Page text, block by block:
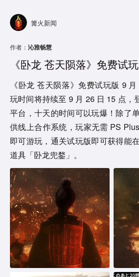
篝火新闻
作者： 沁雅畅慧
《卧龙 苍天陨落》免费试
《卧龙 苍天陨落》免费试玩版 9
玩时间将持续至 9 月 26 日 15 点，
平台，十天的时间可以玩爆！除了
供线上合作系统，玩家无需 PS
即可游玩，通关试玩版即可获得能
道具「卧龙兜鍪」。